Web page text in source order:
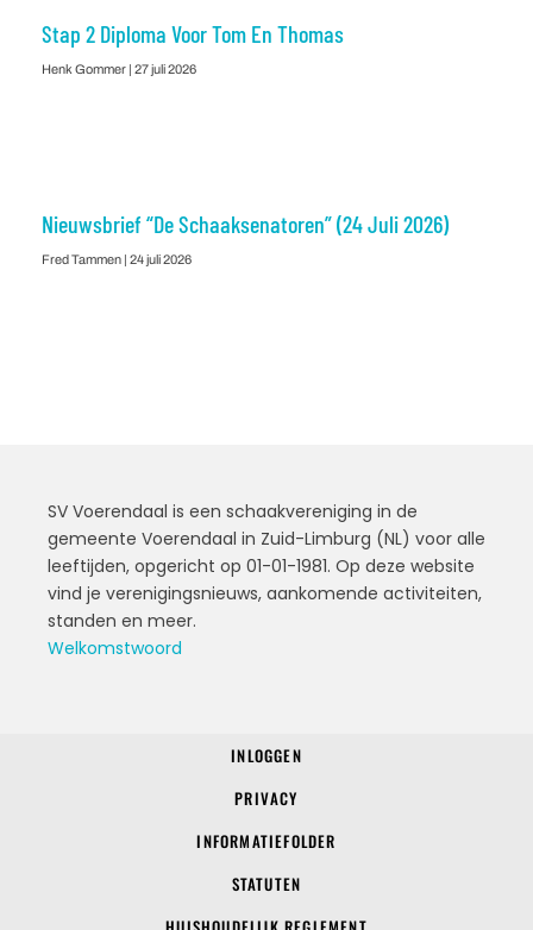
Stap 2 Diploma Voor Tom En Thomas
Henk Gommer 27 juli 2026
Nieuwsbrief “De Schaaksenatoren” (24 Juli 2026)
Fred Tammen 24 juli 2026
SV Voerendaal is een schaakvereniging in de
gemeente Voerendaal in Zuid-Limburg (NL) voor alle
leeftijden, opgericht op 01-01-1981. Op deze website
vind je verenigingsnieuws, aankomende activiteiten,
standen en meer.
Welkomstwoord
INLOGGEN
PRIVACY
INFORMATIEFOLDER
STATUTEN
© 2022 SV Voerendaal